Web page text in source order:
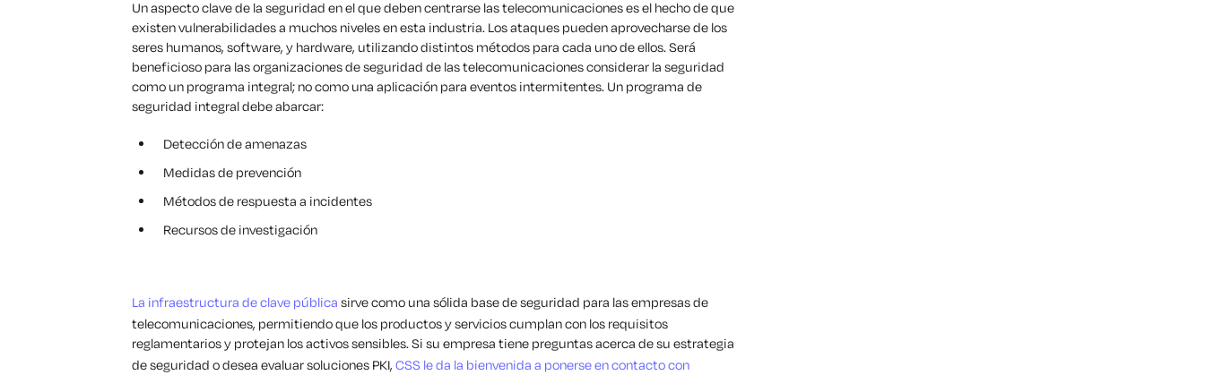
Un aspecto clave de la seguridad en el que deben centrarse las telecomunicaciones es el hecho de que
existen vulnerabilidades a muchos niveles en esta industria. Los ataques pueden aprovecharse de los
seres humanos, software, y hardware, utilizando distintos métodos para cada uno de ellos. Será
beneficioso para las organizaciones de seguridad de las telecomunicaciones considerar la seguridad
como un programa integral; no como una aplicación para eventos intermitentes. Un programa de
seguridad integral debe abarcar:
Detección de amenazas
Medidas de prevención
Métodos de respuesta a incidentes
Recursos de investigación
La infraestructura de clave pública sirve como una sólida base de seguridad para las empresas de
telecomunicaciones, permitiendo que los productos y servicios cumplan con los requisitos
reglamentarios y protejan los activos sensibles. Si su empresa tiene preguntas acerca de su estrategia
de seguridad o desea evaluar soluciones PKI, CSS le da la bienvenida a ponerse en contacto con